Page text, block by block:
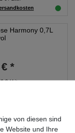
Harmony 0,7L
*
€ / Liter
vol von diesen sind
Website und Ihre